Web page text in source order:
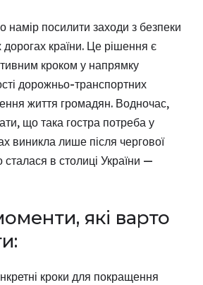
намір посилити заходи з безпеки
країни. Це рішення є
кроком у напрямку
дорожньо-транспортних
життя громадян. Водночас,
що така гостра потреба у
виникла лише після чергової
сталася в столиці України —
які варто
кроки для покращення